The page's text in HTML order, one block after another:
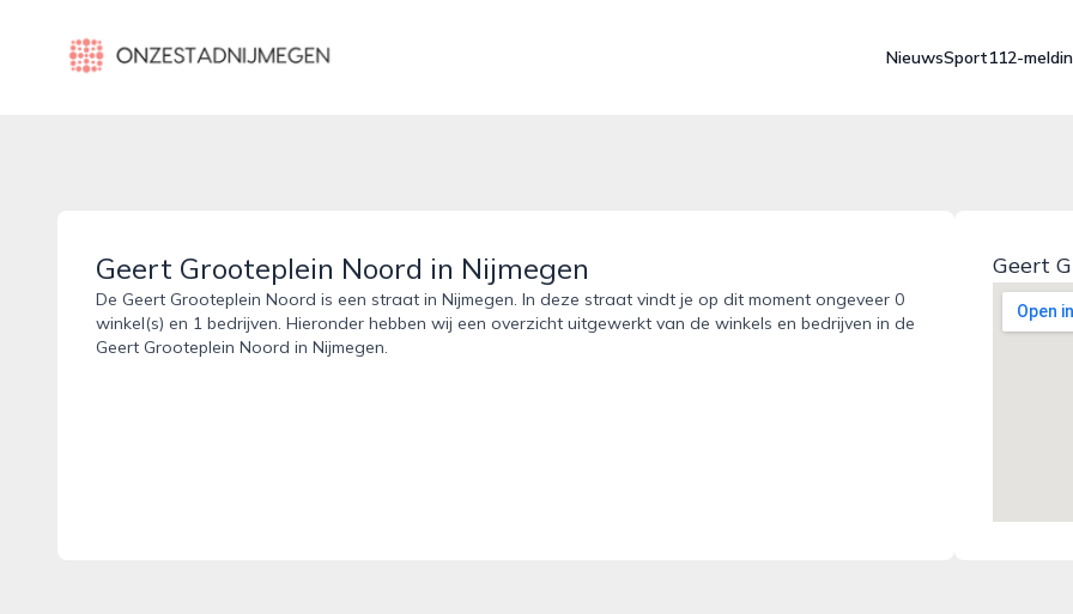
onzestadnijmegen.nl
NieuwsSport112-
Geert Grooteplein Noord in Nijmegen
De Geert Grooteplein Noord is een straat in Nijmegen. In deze straat vindt je op dit moment ongeveer 0
winkel(s) en 1 bedrijven. Hieronder hebben wij een overzicht uitgewerkt van de winkels en bedrijven in de
Geert Grooteplein Noord in Nijmegen.
Geert